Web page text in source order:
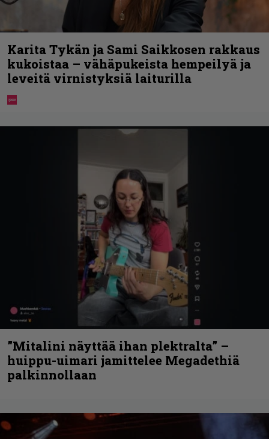
Karita Tykän ja Sami Saikkosen rakkaus
kukoistaa – vähäpukeista hempeilyä ja
leveitä virnistyksiä laiturilla
”Mitalini näyttää ihan plektralta” –
huippu-uimari jamittelee Megadethiä
palkinnollaan